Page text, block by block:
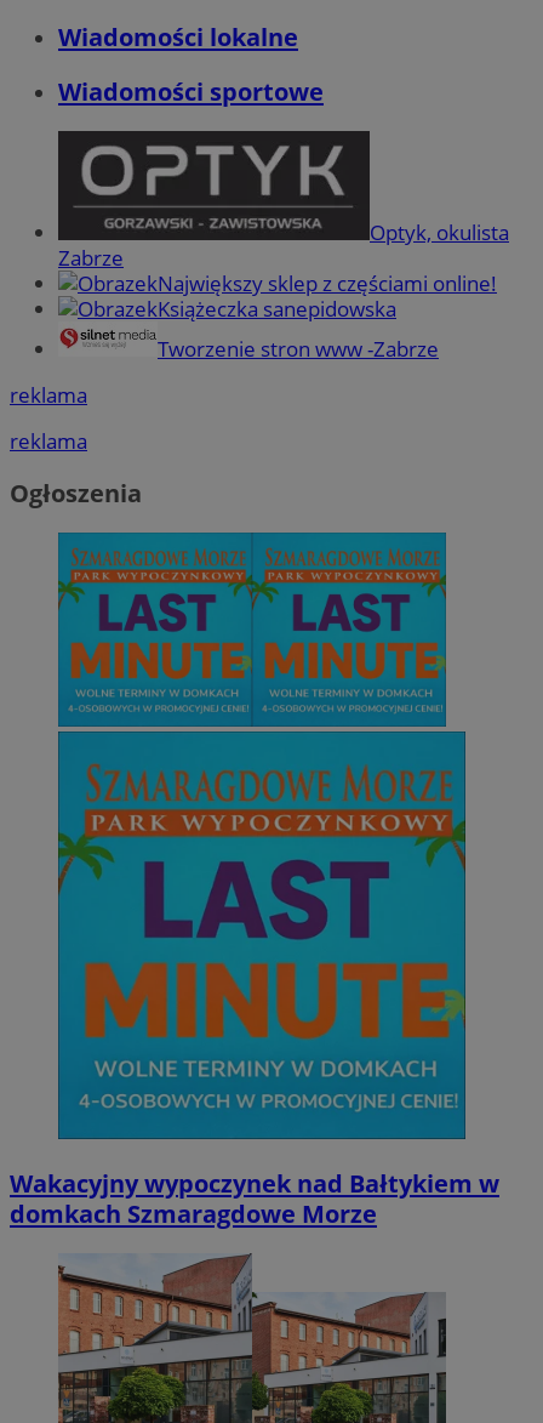
Wiadomości lokalne
Wiadomości sportowe
Optyk, okulista
Zabrze
Największy sklep z częściami online!
Książeczka sanepidowska
Tworzenie stron www -Zabrze
reklama
reklama
Ogłoszenia
Wakacyjny wypoczynek nad Bałtykiem w
domkach Szmaragdowe Morze